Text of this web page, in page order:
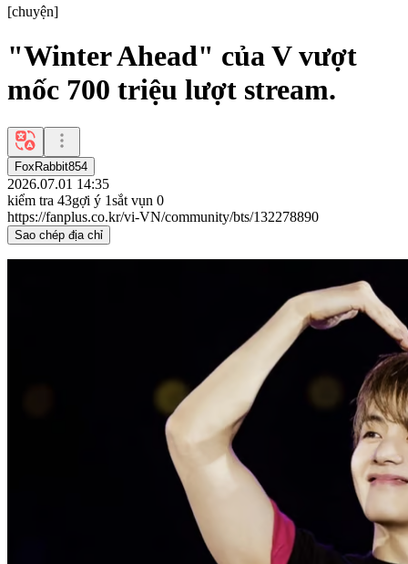
[chuyện]
"Winter Ahead" của V vượt
mốc 700 triệu lượt stream.
FoxRabbit854
2026.07.01 14:35
kiểm tra 43gợi ý 1sắt vụn 0
https://fanplus.co.kr/vi-VN/community/bts/132278890
Sao chép địa chỉ